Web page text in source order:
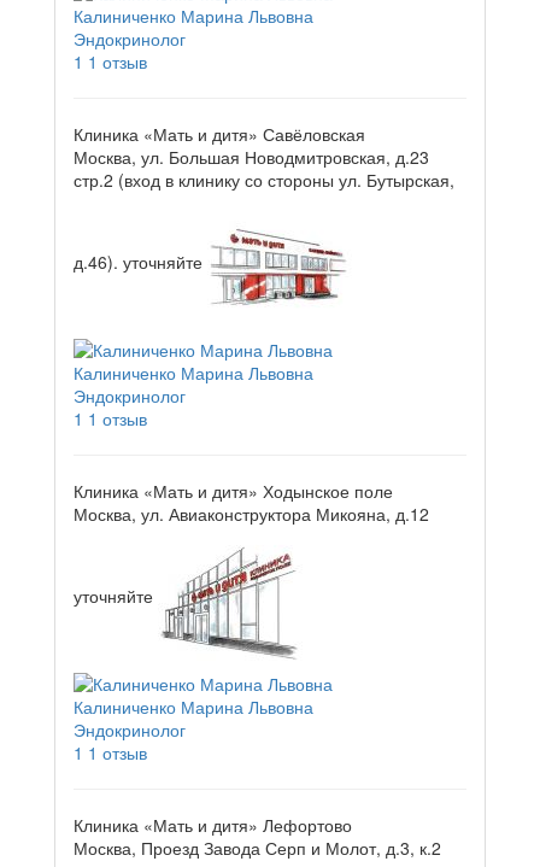
Калиниченко Марина Львовна
Эндокринолог
1 1 отзыв
Клиника «Мать и дитя» Савёловская
Москва, ул. Большая Новодмитровская, д.23
стр.2 (вход в клинику со стороны ул. Бутырская,
д.46). уточняйте
Калиниченко Марина Львовна
Эндокринолог
1 1 отзыв
Клиника «Мать и дитя» Ходынское поле
Москва, ул. Авиаконструктора Микояна, д.12
уточняйте
Калиниченко Марина Львовна
Эндокринолог
1 1 отзыв
Клиника «Мать и дитя» Лефортово
Москва, Проезд Завода Серп и Молот, д.3, к.2